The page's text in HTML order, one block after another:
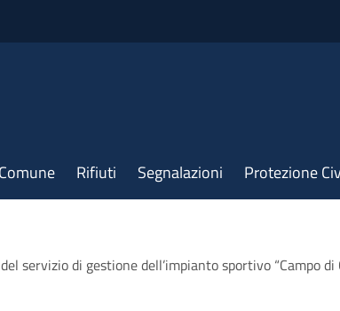
Rifiuti Segnalazioni Protezione
servizio di gestione dell’impianto sportivo “Campo di